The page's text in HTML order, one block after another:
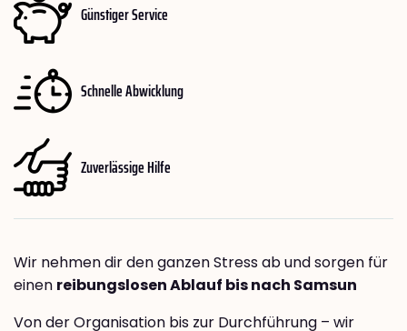
Günstiger Service
Schnelle Abwicklung
Zuverlässige Hilfe
Wir nehmen dir den ganzen Stress ab und sorgen für
einen reibungslosen Ablauf bis nach Samsun
Von der Organisation bis zur Durchführung – wir